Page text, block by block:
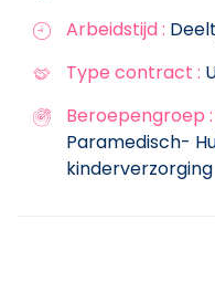
Arbeidstijd :
Type contract :
Beroepengroep :
Paramedisch-
kinderverzorging